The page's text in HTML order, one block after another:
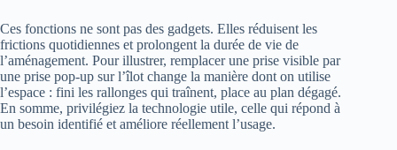
Ces fonctions ne sont pas des gadgets. Elles réduisent les
frictions quotidiennes et prolongent la durée de vie de
l’aménagement. Pour illustrer, remplacer une prise visible par
une prise pop‑up sur l’îlot change la manière dont on utilise
l’espace : fini les rallonges qui traînent, place au plan dégagé.
En somme, privilégiez la technologie utile, celle qui répond à
un besoin identifié et améliore réellement l’usage.